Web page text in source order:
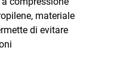
materiale
di evitare